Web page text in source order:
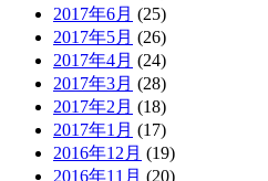
2017年6月 (25)
2017年5月 (26)
2017年4月 (24)
2017年3月 (28)
2017年2月 (18)
2017年1月 (17)
2016年12月 (19)
2016年11月 (20)